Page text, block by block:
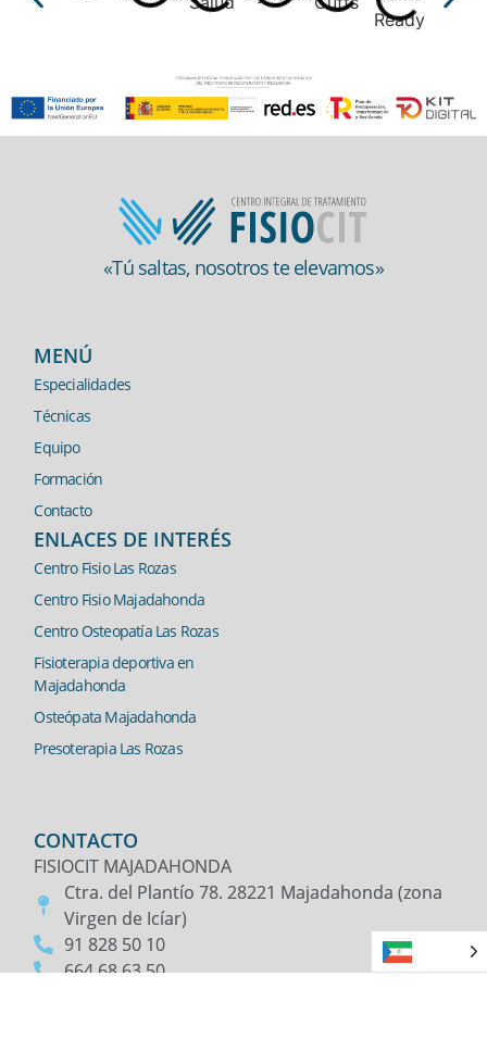
«Tú saltas, nosotros te elevamos»
MENÚ
Especialidades
Técnicas
Equipo
Formación
Contacto
ENLACES DE INTERÉS
Centro Fisio Las Rozas
Centro Fisio Majadahonda
Centro Osteopatía Las Rozas
Fisioterapia deportiva en
Majadahonda
Osteópata Majadahonda
Presoterapia Las Rozas
CONTACTO
FISIOCIT MAJADAHONDA
Ctra. del Plantío 78. 28221 Majadahonda (zona
Virgen de Icíar)
91 828 50 10
664 68 63 50